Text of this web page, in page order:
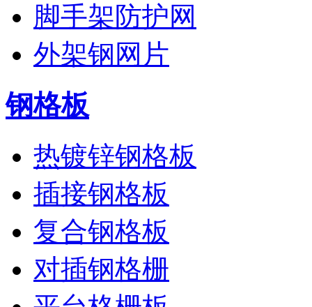
脚手架防护网
外架钢网片
钢格板
热镀锌钢格板
插接钢格板
复合钢格板
对插钢格栅